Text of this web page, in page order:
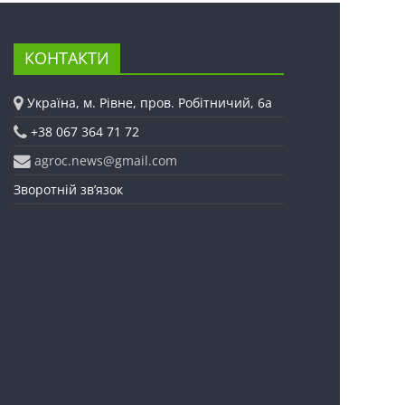
КОНТАКТИ
Україна, м. Рівне, пров. Робітничий, 6а
+38 067 364 71 72
agroc.news@gmail.com
Зворотній зв’язок